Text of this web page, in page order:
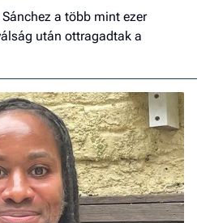
a több mint ezer
után ottragadtak a